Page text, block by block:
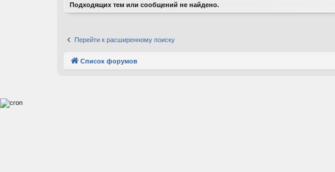
Подходящих тем или сообщений не найдено.
Перейти к расширенному поиску
Список форумов